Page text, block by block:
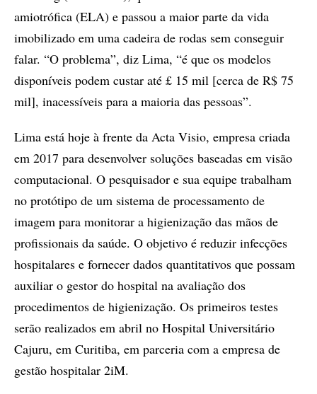
amiotrófica (ELA) e passou a maior parte da vida
imobilizado em uma cadeira de rodas sem conseguir
falar. “O problema”, diz Lima, “é que os modelos
disponíveis podem custar até £ 15 mil [cerca de R$ 75
mil], inacessíveis para a maioria das pessoas”.
Lima está hoje à frente da Acta Visio, empresa criada
em 2017 para desenvolver soluções baseadas em visão
computacional. O pesquisador e sua equipe trabalham
no protótipo de um sistema de processamento de
imagem para monitorar a higienização das mãos de
profissionais da saúde. O objetivo é reduzir infecções
hospitalares e fornecer dados quantitativos que possam
auxiliar o gestor do hospital na avaliação dos
procedimentos de higienização. Os primeiros testes
serão realizados em abril no Hospital Universitário
Cajuru, em Curitiba, em parceria com a empresa de
gestão hospitalar 2iM.